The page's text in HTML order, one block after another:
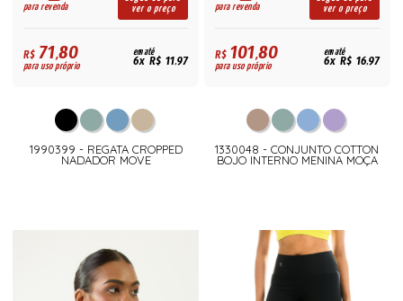
para revenda
ver o preço
R$71,80
para uso próprio
em até
6x R$ 11,97
1990399 - REGATA CROPPED
NADADOR MOVE
para revenda
ver o preço
R$101,80
para uso próprio
em até
6x R$ 16,97
1330048 - CONJUNTO COTTON
BOJO INTERNO MENINA MOÇA